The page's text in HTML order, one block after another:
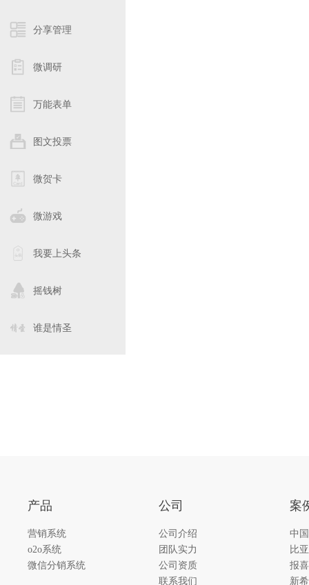
分享管理
微调研
万能表单
图文投票
微贺卡
微游戏
我要上头条
摇钱树
谁是情圣
产品
营销系统
o2o系统
微信分销系统
公司
公司介绍
团队实力
公司资质
联系我们
案
中
比
报
新